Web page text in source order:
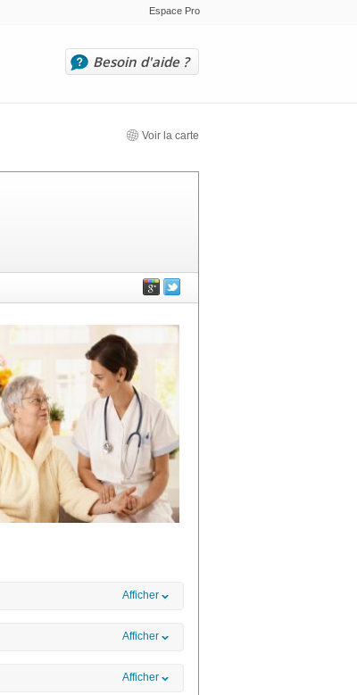
Espace Pro
Besoin d'aide ?
Voir la carte
Afficher
Afficher
Afficher